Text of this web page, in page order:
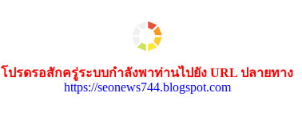
โปรดรอสักครู่ระบบกำลังพาท่านไปยัง URL ปลายทาง
https://seonews744.blogspot.com